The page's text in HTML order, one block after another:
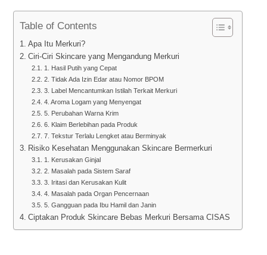
Table of Contents
Apa Itu Merkuri?
Ciri-Ciri Skincare yang Mengandung Merkuri
1. Hasil Putih yang Cepat
2. Tidak Ada Izin Edar atau Nomor BPOM
3. Label Mencantumkan Istilah Terkait Merkuri
4. Aroma Logam yang Menyengat
5. Perubahan Warna Krim
6. Klaim Berlebihan pada Produk
7. Tekstur Terlalu Lengket atau Berminyak
Risiko Kesehatan Menggunakan Skincare Bermerkuri
1. Kerusakan Ginjal
2. Masalah pada Sistem Saraf
3. Iritasi dan Kerusakan Kulit
4. Masalah pada Organ Pencernaan
5. Gangguan pada Ibu Hamil dan Janin
Ciptakan Produk Skincare Bebas Merkuri Bersama CISAS